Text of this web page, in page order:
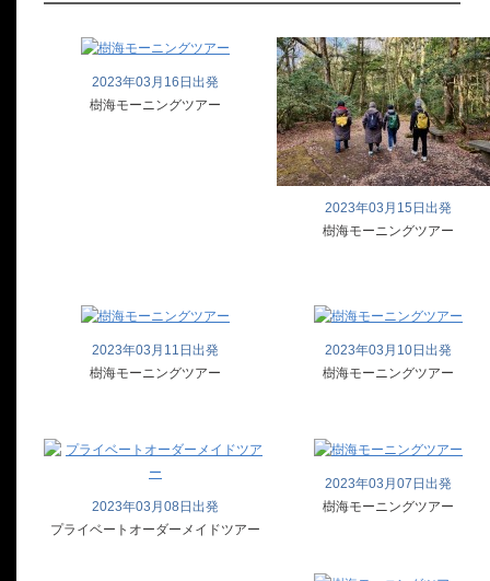
2023年03月16日出発
樹海モーニングツアー
2023年03月15日出発
樹海モーニングツアー
2023年03月11日出発
樹海モーニングツアー
2023年03月10日出発
樹海モーニングツアー
2023年03月08日出発
プライベートオーダーメイドツアー
2023年03月07日出発
樹海モーニングツアー